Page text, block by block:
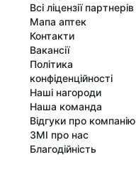
Всі ліцензії партнерів
Мапа аптек
Контакти
Вакансії
Політика
конфіденційності
Наші нагороди
Наша команда
Відгуки про компанію
ЗМІ про нас
Благодійність